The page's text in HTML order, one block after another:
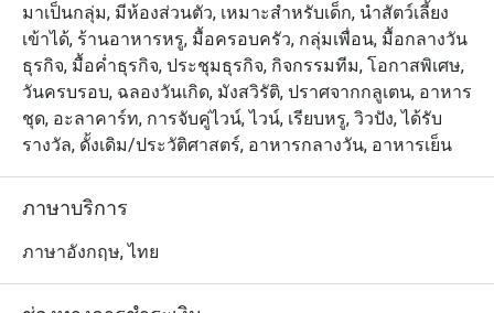
ครอบครัว การรับรองผู้บริหารต่างชาติ หรือการจัดเลี้ยงใน
วันสำคัญ
・เมนูที่นี่ขึ้นชื่อเรื่องการใช้วัตถุดิบคุณภาพสูงและกรรมวิธี
แบบดั้งเดิม เมนูซิกเนเจอร์ที่ห้ามพลาดคือ แกงเขียวหวาน
เนื้อชายโครงที่เคี่ยวนานถึง 72 ชั่วโมง และต้มยำกุ้งที่
สุรินทร์หรือข้าวไรซ์เบอร์รี่เพื่อสุขภาพ
・สำหรับคนในพื้นที่ ที่นี่คือตัวเลือกอันดับหนึ่งสำหรับการจัด
สัมผัสบรรยากาศสุดเอ็กซ์คลูซีฟ พร้อมบริการรถตุ๊กตุ๊กรับส่ง
มาเป็นกลุ่ม, มีห้องส่วนตัว, เหมาะสำหรับเด็ก, นำสัตว์เลี้ยง
เข้าได้, ร้านอาหารหรู, มื้อครอบครัว, กลุ่มเพื่อน, มื้อกลางวัน
ธุรกิจ, มื้อค่ำธุรกิจ, ประชุมธุรกิจ, กิจกรรมทีม, โอกาสพิเศษ,
วันครบรอบ, ฉลองวันเกิด, มังสวิรัติ, ปราศจากกลูเตน, อาหาร
ชุด, อะลาคาร์ท, การจับคู่ไวน์, ไวน์, เรียบหรู, วิวปัง, ได้รับ
รางวัล, ดั้งเดิม/ประวัติศาสตร์, อาหารกลางวัน, อาหารเย็น
ภาษาบริการ
ภาษาอังกฤษ, ไทย